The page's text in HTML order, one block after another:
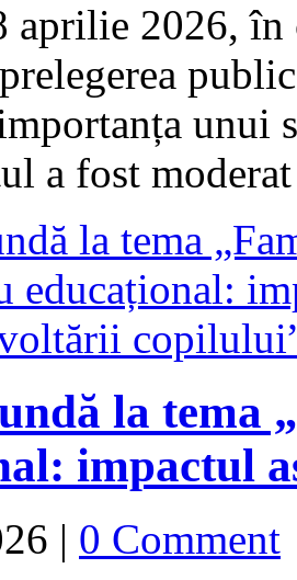
aprilie 2026, în
unui
a fost
la tema
impactul
| 0 Comment